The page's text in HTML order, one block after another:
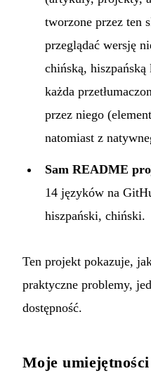
tworzone przez ten
przeglądać wersję
chińską, hiszpańską
każda
przez niego
natomiast z
Sam README
14 języków na
hiszpański, chiński.
Ten projekt pokazuje,
praktyczne problemy,
dostępność.
Moje